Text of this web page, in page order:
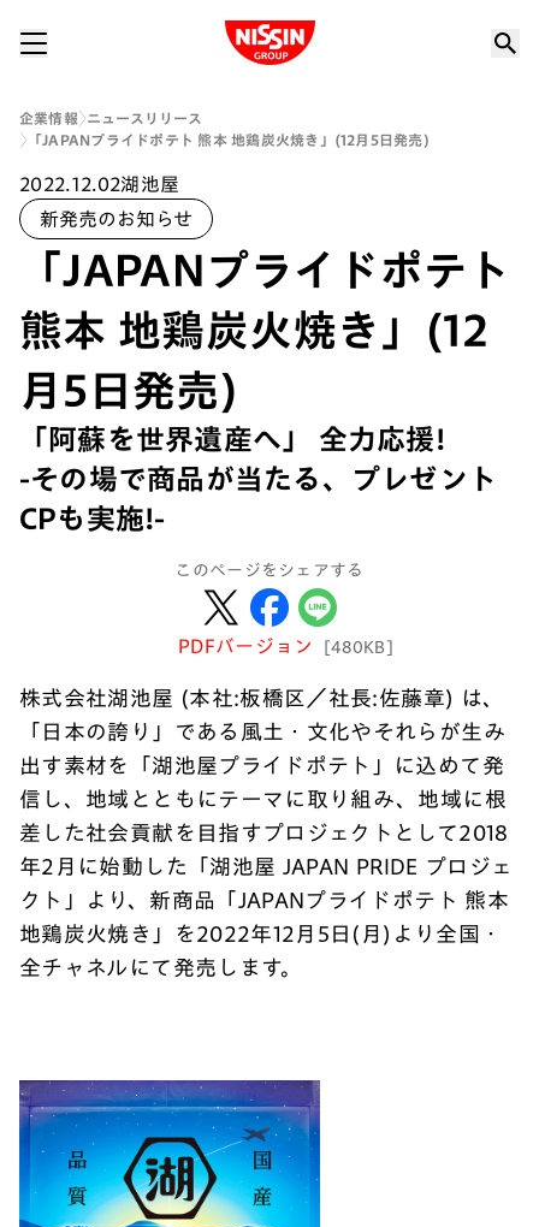
Nissin Group
企業情報
ニュースリリース
「JAPANプライドポテト 熊本 地鶏炭火焼き」(12月5日発売)
2022.12.02湖池屋
新発売のお知らせ
「JAPANプライドポテト
熊本 地鶏炭火焼き」(12
月5日発売)
「阿蘇を世界遺産へ」 全力応援!
-その場で商品が当たる、プレゼント
CPも実施!-
このページをシェアする
PDFバージョン [480KB]
株式会社湖池屋 (本社:板橋区／社長:佐藤章) は、
「日本の誇り」である風土・文化やそれらが生み
出す素材を「湖池屋プライドポテト」に込めて発
信し、地域とともにテーマに取り組み、地域に根
差した社会貢献を目指すプロジェクトとして2018
年2月に始動した「湖池屋 JAPAN PRIDE プロジェ
クト」より、新商品「JAPANプライドポテト 熊本
地鶏炭火焼き」を2022年12月5日(月)より全国・
全チャネルにて発売します。